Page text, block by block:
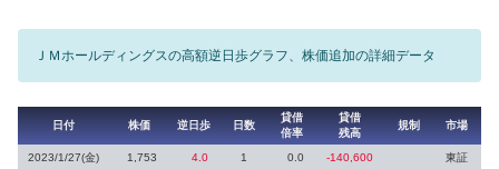
ＪＭホールディングスの高額逆日歩グラフ、株価追加の詳細データ
日付 株価 逆日歩 日数
貸借
倍率
貸借
残高
規制 市場
2023/1/27(金) 1,753 4.0 1 0.0 -140,600 東証